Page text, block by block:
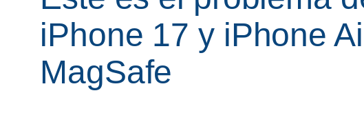
iPhone 17 y iPhone
MagSafe